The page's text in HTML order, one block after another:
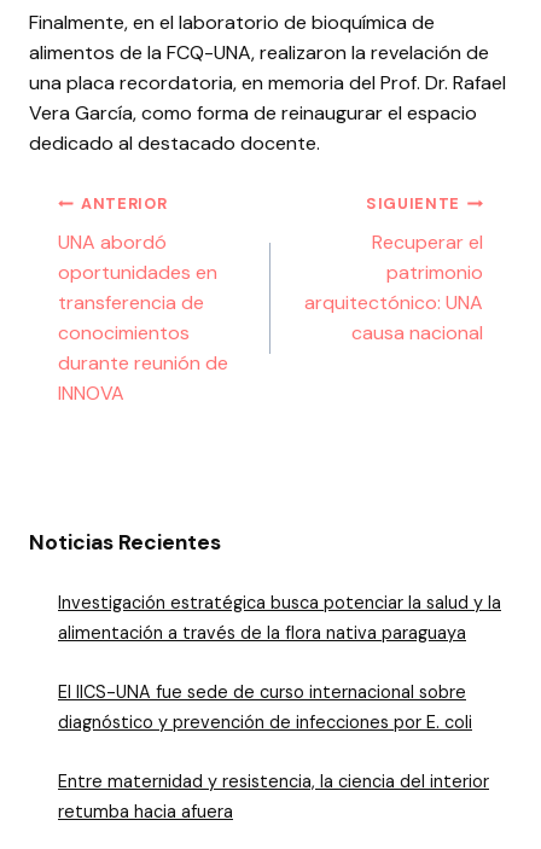
Finalmente, en el laboratorio de bioquímica de
alimentos de la FCQ-UNA, realizaron la revelación de
una placa recordatoria, en memoria del Prof. Dr. Rafael
Vera García, como forma de reinaugurar el espacio
dedicado al destacado docente.
ANTERIOR
UNA abordó
oportunidades en
transferencia de
conocimientos
durante reunión de
INNOVA
SIGUIENTE
Recuperar el
patrimonio
arquitectónico: UNA
causa nacional
Noticias Recientes
Investigación estratégica busca potenciar la salud y la
alimentación a través de la flora nativa paraguaya
El IICS-UNA fue sede de curso internacional sobre
diagnóstico y prevención de infecciones por E. coli
Entre maternidad y resistencia, la ciencia del interior
retumba hacia afuera